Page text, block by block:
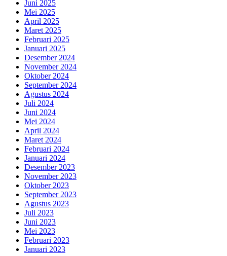
Juni 2025
Mei 2025
April 2025
Maret 2025
Februari 2025
Januari 2025
Desember 2024
November 2024
Oktober 2024
September 2024
Agustus 2024
Juli 2024
Juni 2024
Mei 2024
April 2024
Maret 2024
Februari 2024
Januari 2024
Desember 2023
November 2023
Oktober 2023
September 2023
Agustus 2023
Juli 2023
Juni 2023
Mei 2023
Februari 2023
Januari 2023